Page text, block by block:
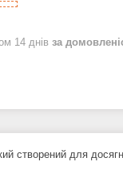
14 днів за
для